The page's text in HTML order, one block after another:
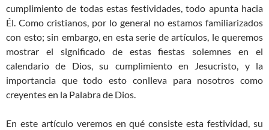
cumplimiento de todas estas festividades, todo apunta hacia
Él. Como cristianos, por lo general no estamos familiarizados
con esto; sin embargo, en esta serie de artículos, le queremos
mostrar el significado de estas fiestas solemnes en el
calendario de Dios, su cumplimiento en Jesucristo, y la
importancia que todo esto conlleva para nosotros como
creyentes en la Palabra de Dios.
En este artículo veremos en qué consiste esta festividad, su